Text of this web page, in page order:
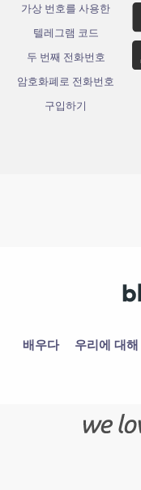
가상 번호를 사용한
텔레그램 코드
두 번째 전화번호
암호화폐로 전화번호
구입하기
배우다 우리에 대해